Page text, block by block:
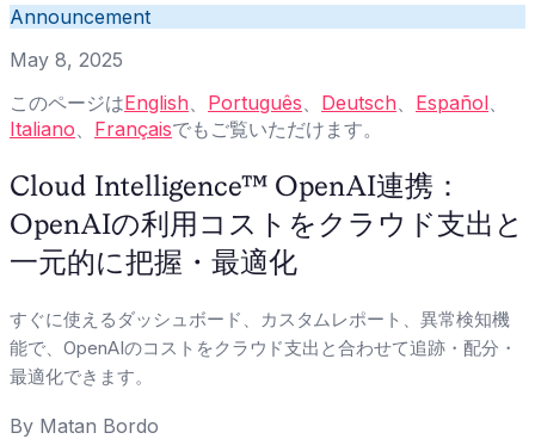
Announcement
May 8, 2025
このページはEnglish、 Português、 Deutsch、 Español、
Italiano、 Françaisでもご覧いただけます。
Cloud Intelligence™ OpenAI連携：
OpenAIの利用コストをクラウド支出と
一元的に把握・最適化
すぐに使えるダッシュボード、カスタムレポート、異常検知機
能で、OpenAIのコストをクラウド支出と合わせて追跡・配分・
最適化できます。
By Matan Bordo